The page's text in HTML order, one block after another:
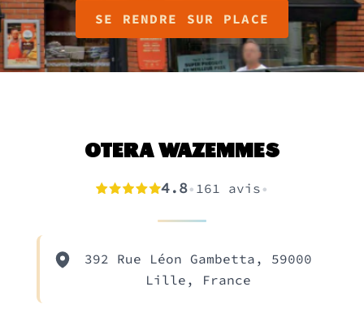
SE RENDRE SUR PLACE
OTERA WAZEMMES
4.8• 161 avis•
392 Rue Léon Gambetta, 59000
Lille, France